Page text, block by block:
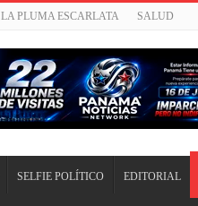
LA PLUMA ESCARLATA SALUD
SELFIE POLÍTICO EDITORIAL